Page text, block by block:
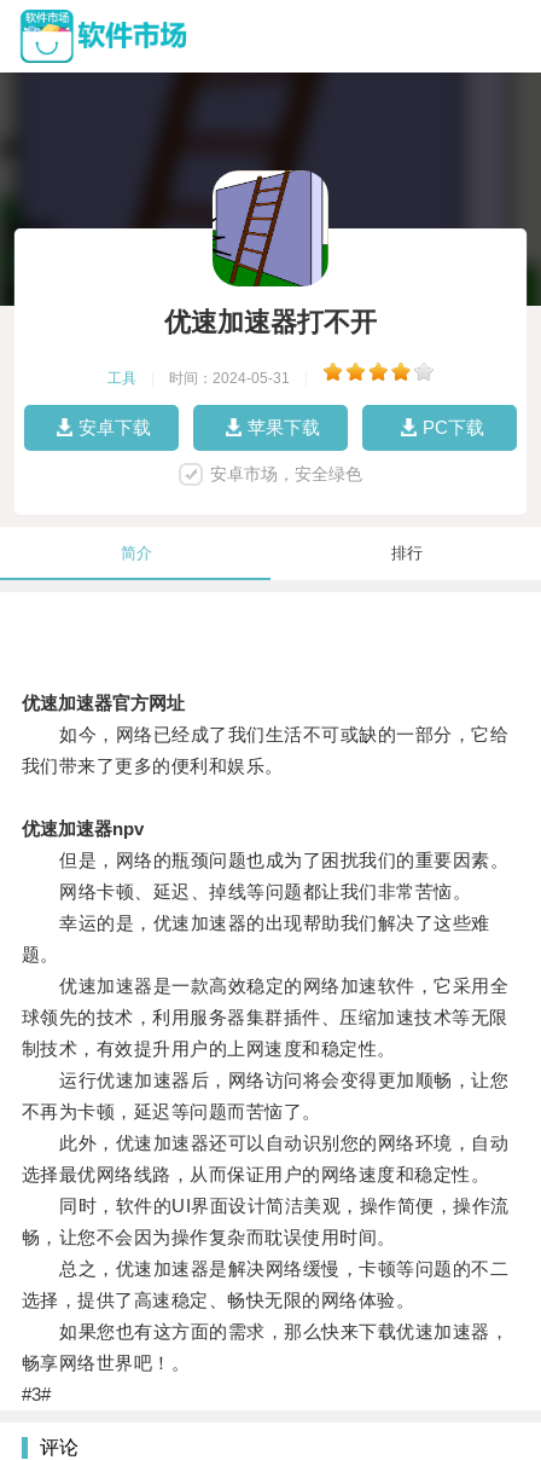
优速加速器打不开
工具 时间：2024-05-31
安卓下载 苹果下载 PC下载
安卓市场，安全绿色
简介 排行
优速加速器官方网址
如今，网络已经成了我们生活不可或缺的一部分，它给
我们带来了更多的便利和娱乐。
优速加速器npv
但是，网络的瓶颈问题也成为了困扰我们的重要因素。
网络卡顿、延迟、掉线等问题都让我们非常苦恼。
幸运的是，优速加速器的出现帮助我们解决了这些难
题。
优速加速器是一款高效稳定的网络加速软件，它采用全
球领先的技术，利用服务器集群插件、压缩加速技术等无限
制技术，有效提升用户的上网速度和稳定性。
运行优速加速器后，网络访问将会变得更加顺畅，让您
不再为卡顿，延迟等问题而苦恼了。
此外，优速加速器还可以自动识别您的网络环境，自动
选择最优网络线路，从而保证用户的网络速度和稳定性。
同时，软件的UI界面设计简洁美观，操作简便，操作流
畅，让您不会因为操作复杂而耽误使用时间。
总之，优速加速器是解决网络缓慢，卡顿等问题的不二
选择，提供了高速稳定、畅快无限的网络体验。
如果您也有这方面的需求，那么快来下载优速加速器，
畅享网络世界吧！。
#3#
评论